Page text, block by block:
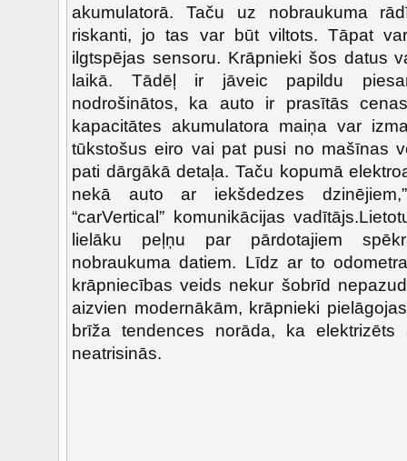
akumulatorā. Taču uz nobraukuma
riskanti, jo tas var būt viltots. Tāpat
ilgtspējas sensoru. Krāpnieki šos datus
laikā. Tādēļ ir jāveic papildu
nodrošinātos, ka auto ir prasītās
kapacitātes akumulatora maiņa var
tūkstošus eiro vai pat pusi no mašīnas
pati dārgākā detaļa. Taču kopumā
nekā auto ar iekšdedzes
“carVertical” komunikācijas
lielāku peļņu par pārdotajiem
nobraukuma datiem. Līdz ar to
krāpniecības veids nekur šobrīd
aizvien modernākām, krāpnieki
brīža tendences norāda, ka elektrizēts
neatrisinās.